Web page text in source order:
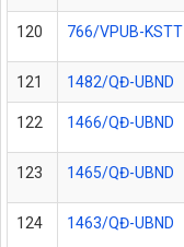
120 766/VPUB-KSTT
121 1482/QĐ-UBND
122 1466/QĐ-UBND
123 1465/QĐ-UBND
124 1463/QĐ-UBND